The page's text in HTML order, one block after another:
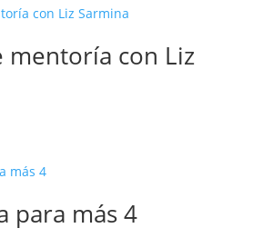
mentoría con Liz
para más 4